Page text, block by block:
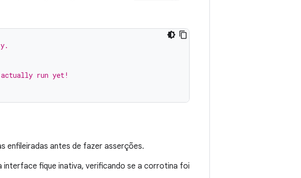
run yet!
enfileiradas antes de fazer asserções.
interface fique inativa, verificando se a corrotina foi